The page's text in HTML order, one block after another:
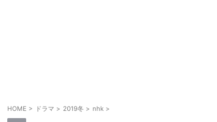
HOME > ドラマ > 2019冬 > nhk >